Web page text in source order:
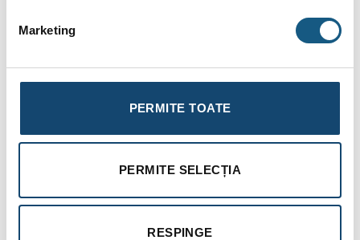
Marketing
PERMITE TOATE
PERMITE SELECȚIA
RESPINGE
Boilerele indirecte cu o serpentina marita din gama ProfiLine
de la Tesy sunt echipamente de mare capacitate cu montaj
paralele le fac ideale pentru utilizarea lor in combinatie cu o
pompa de caldura. Avand o suprafata de peste 1.5mp,
pompa de caldura, asigurand inainte de orice
buna functionare a acesteia cat si un timp de incalzire ce